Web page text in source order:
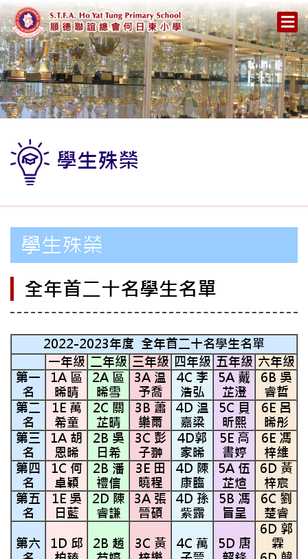
學生殊榮
學生殊榮
全年首二十名學生名單
2022-2023年度 全年首二十名學生名單
一年級 二年級 三年級 四年級 五年級 六年級
第一
名
1A 區
晞晴
2A 區
晞雪
3A 温
予喬
4C 李
浩弘
5A 戴
芷澄
6B 吳
睿哲
第二
名
1E 萬
希童
2C 關
芷晴
3B 蕭
樂爾
4D 温
嘉梁
5C 貝
昕熙
6E 呂
晞彤
第三
名
1A 胡
恩晞
2B 吳
日希
3C 彭
子翀
4D郭
家晞
5E 高
書婷
6E 馮
梓維
第四
名
1C 何
卓穎
2B 潘
禮信
3E 田
曉程
4D 陳
康臨
5A 伍
芷煊
6D 黃
梓宸
第五
名
1E 吳
日藍
2D 陳
睿謙
3A 張
晉碩
4D 孫
紫露
5B 馮
旨呈
6C 劉
楚睿
第六
1D 邱
2B 趙
3C 黃
4C 萬
5D 唐
6D 郭
霖